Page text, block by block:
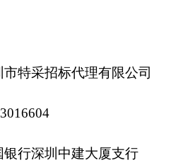
特采招标代理有限公司
行深圳中建大厦支行